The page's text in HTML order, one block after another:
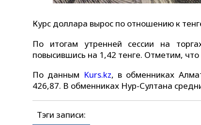
Курс доллара вырос по отношению к
По итогам утренней сессии на
повысившись на 1,42 тенге. Отметим,
По данным Kurs.kz, в обменниках
426,87. В обменниках Нур-Султана
Тэги записи: